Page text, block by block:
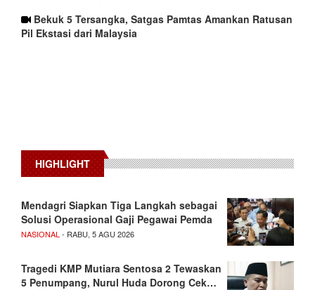
Bekuk 5 Tersangka, Satgas Pamtas Amankan Ratusan
Pil Ekstasi dari Malaysia
HIGHLIGHT
Mendagri Siapkan Tiga Langkah sebagai
Solusi Operasional Gaji Pegawai Pemda
NASIONAL - RABU, 5 AGU 2026
Tragedi KMP Mutiara Sentosa 2 Tewaskan
5 Penumpang, Nurul Huda Dorong Cek…